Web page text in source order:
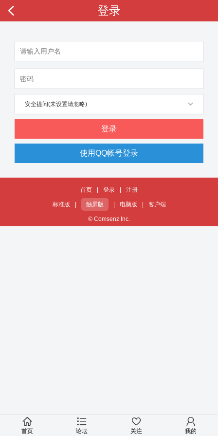
登录
安全提问(未设置请忽略)
登录
使用QQ帐号登录
首页 登录 注册
标准版 触屏版 电脑版 客户端
© Comsenz Inc.
首页 论坛 关注 我的